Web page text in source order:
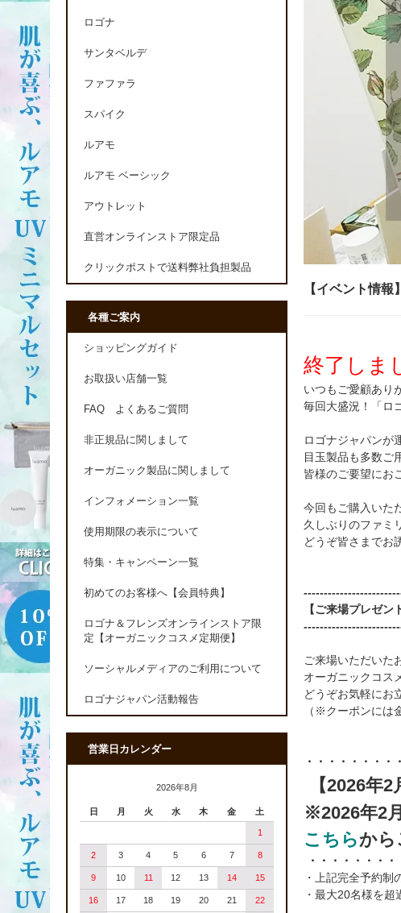
【イベント情
終了しま
いつもご愛顧あり
毎回大盛況！「ロ
ロゴナジャパンが
目玉製品も多数ご
皆様のご要望にお
今回もご購入いた
久しぶりのファミ
どうぞ皆さまでお
【ご来場プレゼ
ご来場いただいた
オーガニックコス
どうぞお気軽にお
（※クーポンには
・・・・・・・・
【2026
※2026年2
こちらから
・・・・・・・
・上記完全予約制
・最大20名様を
ロゴナ
サンタベルデ
ファファラ
スパイク
ルアモ
ルアモ ベーシック
アウトレット
直営オンラインストア限定品
クリックポストで送料弊社負担製品
各種ご案内
ショッピングガイド
お取扱い店舗一覧
FAQ よくあるご質問
非正規品に関しまして
オーガニック製品に関しまして
インフォメーション一覧
使用期限の表示について
特集・キャンペーン一覧
初めてのお客様へ【会員特典】
ロゴナ＆フレンズオンラインストア限
定【オーガニックコスメ定期便】
ソーシャルメディアのご利用について
ロゴナジャパン活動報告
営業日カレンダー
2026年8月
日 月 火 水 木 金 土
1
2 3 4 5 6 7 8
9 10 11 12 13 14 15
16 17 18 19 20 21 22